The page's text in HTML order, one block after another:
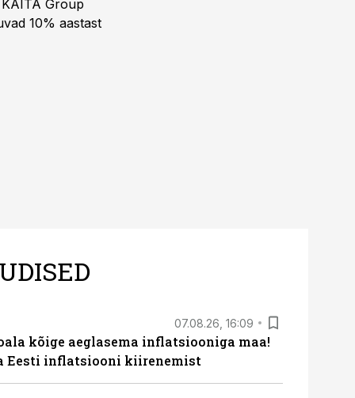
Group
10% aastast
07.08.26, 16:09
kõige aeglasema inflatsiooniga maa!
Eesti inflatsiooni kiirenemist